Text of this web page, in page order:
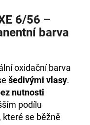
6/56 –
barva
oxidační barva
šedivými vlasy.
nutnosti
podílu
, které se běžně